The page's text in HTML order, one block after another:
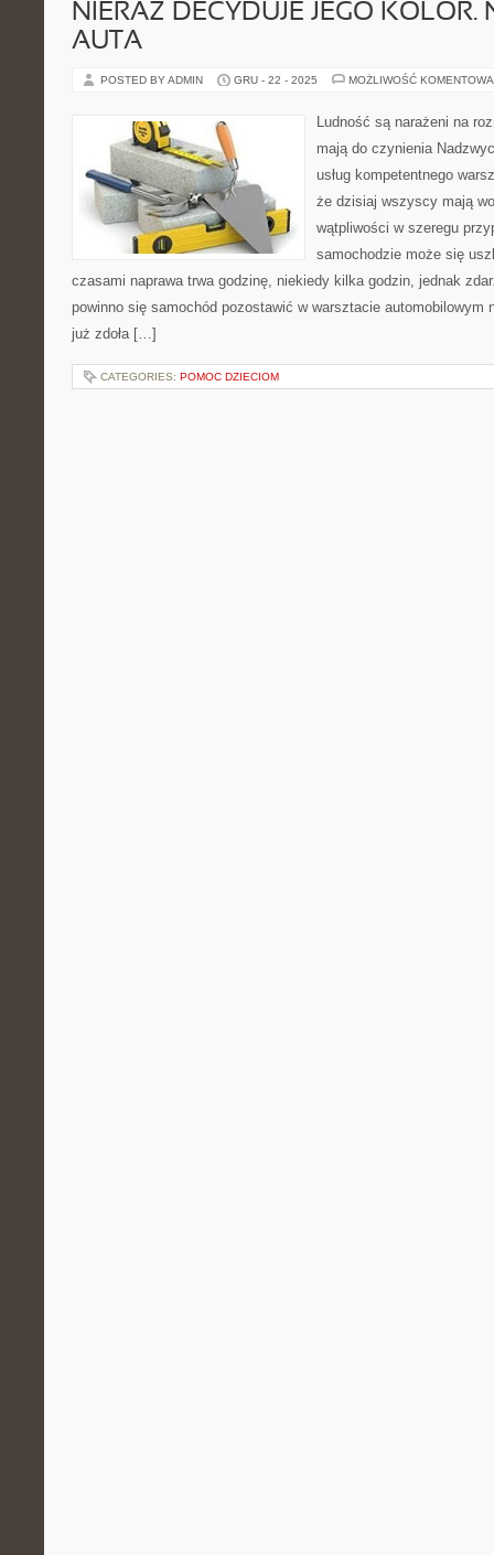
NIERAZ DECYDUJE JEGO KOLOR.
AUTA
POSTED BY ADMIN GRU - 22 - 2025 MOŻLIWOŚĆ
Ludność są narażeni na
mają do czynienia
usług kompetentnego
że dzisiaj wszyscy mają
wątpliwości w szeregu
samochodzie może się
czasami naprawa trwa godzinę, niekiedy kilka godzin, jednak
powinno się samochód pozostawić w warsztacie automobilowym
już zdoła […]
CATEGORIES: POMOC DZIECIOM